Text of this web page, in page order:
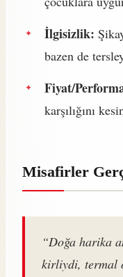
İlgisizlik:
bazen de
Fiyat/
karşılığını
Misafirler
“Doğa harika
kirliydi, termal